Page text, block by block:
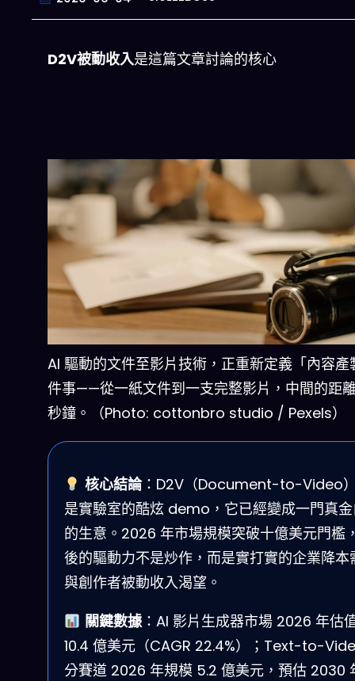
D2V被動收入是這篇文章討論的核心
AI 驅動的文件至影片技術，正重新定義「內容產
件事——從一紙文件到一支完整影片，中間的距
秒鐘。（Photo: cottonbro studio / Pexels）
核心結論：D2V（Document-to-Video
是實驗室的酷炫 demo，它已經變成一門真
的生意。2026 年市場規模突破十億美元門檻
後的驅動力不是炒作，而是實打實的企業降本
與創作者被動收入渴望。
關鍵數據：AI 影片生成器市場 2026 年估
10.4 億美元（CAGR 22.4%）；Text-to-
分賽道 2026 年規模 5.2 億美元，預估 2030